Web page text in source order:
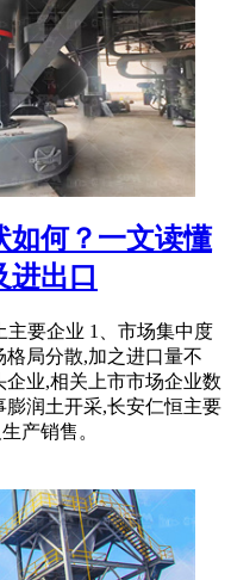
如何？一文读懂
出口
主要企业 1、市场集中度
局分散,加之进口量不
业,相关上市市场企业数
润土开采,长安仁恒主要
产销售。